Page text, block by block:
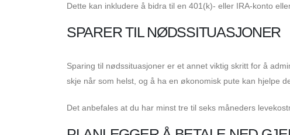
Dette kan inkludere å bidra til en 401(k)- eller IRA-konto
SPARER TIL NØDSSITUASJONER
Sparing til nødssituasjoner er et annet viktig skritt for å
skje når som helst, og å ha en økonomisk pute kan hjelpe
Det anbefales at du har minst tre til seks måneders